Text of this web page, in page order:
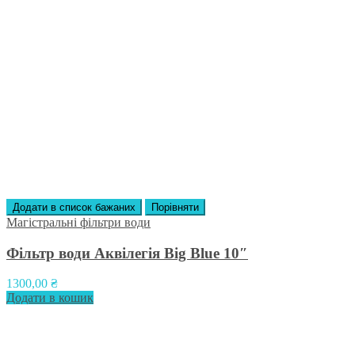
Додати в список бажаних Порівняти
Магістральні фільтри води
Фільтр води Аквілегія Big Blue 10″
1300,00 ₴
Додати в кошик